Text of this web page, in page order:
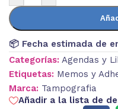
📦 Fecha estimada de
Categorías: Agendas y
Etiquetas: Memos y
Marca: Tampografia
Añadir a la lista de